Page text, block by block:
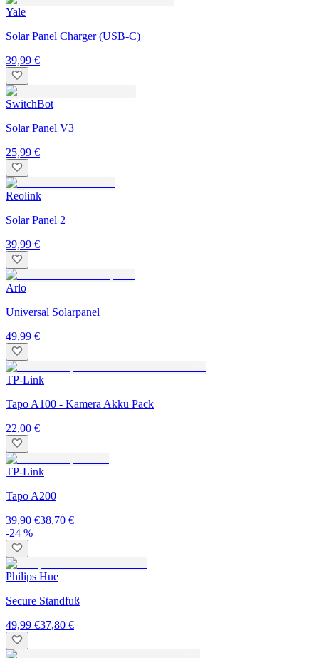
Yale
Solar Panel Charger (USB-C)
39,99 €
SwitchBot
Solar Panel V3
25,99 €
Reolink
Solar Panel 2
39,99 €
Arlo
Universal Solarpanel
49,99 €
TP-Link
Tapo A100 - Kamera Akku Pack
22,00 €
TP-Link
Tapo A200
39,90 €38,70 €
-24 %
Philips Hue
Secure Standfuß
49,99 €37,80 €